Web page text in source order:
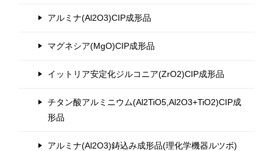
アルミナ(Al2O3)CIP成形品
マグネシア(MgO)CIP成形品
イットリア安定化ジルコニア(ZrO2)CIP成形品
チタン酸アルミニウム(Al2TiO5,Al2O3+TiO2)CIP成
形品
アルミナ(Al2O3)鋳込み成形品(理化学機器ルツボ)